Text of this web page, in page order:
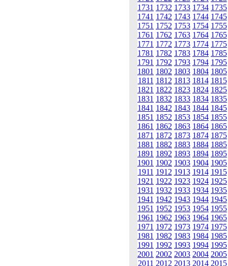
1731 1732 1733 1734 1735
1741 1742 1743 1744 1745
1751 1752 1753 1754 1755
1761 1762 1763 1764 1765
1771 1772 1773 1774 1775
1781 1782 1783 1784 1785
1791 1792 1793 1794 1795
1801 1802 1803 1804 1805
1811 1812 1813 1814 1815
1821 1822 1823 1824 1825
1831 1832 1833 1834 1835
1841 1842 1843 1844 1845
1851 1852 1853 1854 1855
1861 1862 1863 1864 1865
1871 1872 1873 1874 1875
1881 1882 1883 1884 1885
1891 1892 1893 1894 1895
1901 1902 1903 1904 1905
1911 1912 1913 1914 1915
1921 1922 1923 1924 1925
1931 1932 1933 1934 1935
1941 1942 1943 1944 1945
1951 1952 1953 1954 1955
1961 1962 1963 1964 1965
1971 1972 1973 1974 1975
1981 1982 1983 1984 1985
1991 1992 1993 1994 1995
2001 2002 2003 2004 2005
2011 2012 2013 2014 2015